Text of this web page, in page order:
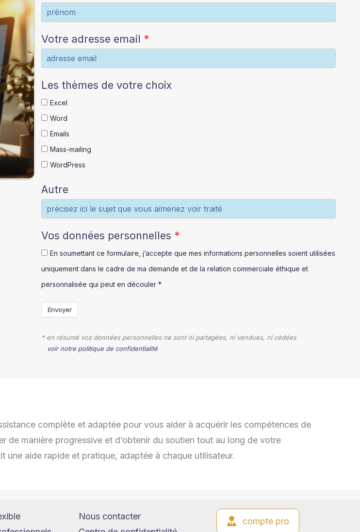
Votre adresse email
Les thèmes de votre choix
Excel
Word
Emails
Mass-mailing
WordPress
Autre
Vos données personnelles
En soumettant ce formulaire, j’accepte que mes informations personnelles soient utilisées
uniquement dans le cadre de ma demande et de la relation commerciale éthique et
personnalisée qui peut en découler *
Envoyer
* en résumé vos données personnelles ne sont ni partagées, ni vendues, ni cédées
voir notre politique de confidentialité
complète et adaptée pour vous aider à acquérir les compétences de
manière progressive et d’obtenir du soutien tout au long de votre
aide rapide et pratique, adaptée à chaque utilisateur.
Nous contacter
compte pro